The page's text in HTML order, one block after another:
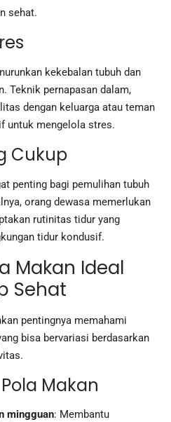
sehat.
kekebalan tubuh dan
Teknik pernapasan dalam,
dengan keluarga atau teman
untuk mengelola stres.
Cukup
penting bagi pemulihan tubuh
orang dewasa memerlukan
rutinitas tidur yang
tidur kondusif.
Makan Ideal
Sehat
pentingnya memahami
bisa bervariasi berdasarkan
Makan
mingguan: Membantu